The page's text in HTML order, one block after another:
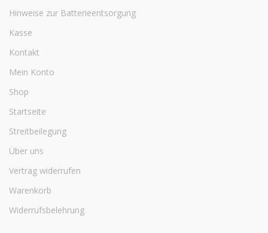
Hinweise zur Batterieentsorgung
Kasse
Kontakt
Mein Konto
Shop
Startseite
Streitbeilegung
Über uns
Vertrag widerrufen
Warenkorb
Widerrufsbelehrung